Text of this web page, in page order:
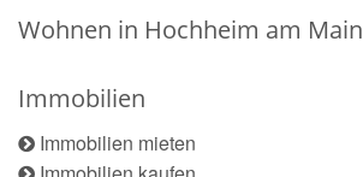
Wohnen in Hochheim am Main
Immobilien
Immobilien mieten